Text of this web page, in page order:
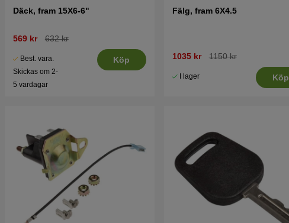
Däck, fram 15X6-6"
569 kr 632 kr
Best. vara.
Skickas om 2-
5 vardagar
Köp
Fälg, fram 6X4.5
1035 kr 1150 kr
I lager Köp